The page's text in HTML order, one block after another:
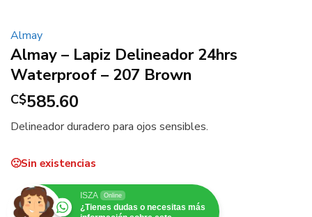
Almay
Almay – Lapiz Delineador 24hrs
Waterproof – 207 Brown
C$585.60
Delineador duradero para ojos sensibles.
Sin existencias
ISZA Online
¿Tienes dudas o necesitas más